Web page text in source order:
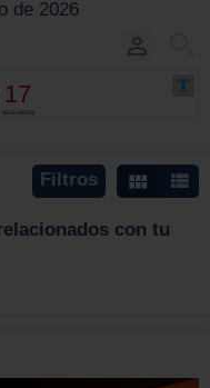
de 2026
Filtros
con tu